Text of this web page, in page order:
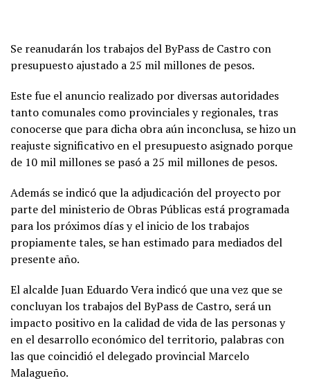
Se reanudarán los trabajos del ByPass de Castro con
presupuesto ajustado a 25 mil millones de pesos.
Este fue el anuncio realizado por diversas autoridades
tanto comunales como provinciales y regionales, tras
conocerse que para dicha obra aún inconclusa, se hizo un
reajuste significativo en el presupuesto asignado porque
de 10 mil millones se pasó a 25 mil millones de pesos.
Además se indicó que la adjudicación del proyecto por
parte del ministerio de Obras Públicas está programada
para los próximos días y el inicio de los trabajos
propiamente tales, se han estimado para mediados del
presente año.
El alcalde Juan Eduardo Vera indicó que una vez que se
concluyan los trabajos del ByPass de Castro, será un
impacto positivo en la calidad de vida de las personas y
en el desarrollo económico del territorio, palabras con
las que coincidió el delegado provincial Marcelo
Malagueño.